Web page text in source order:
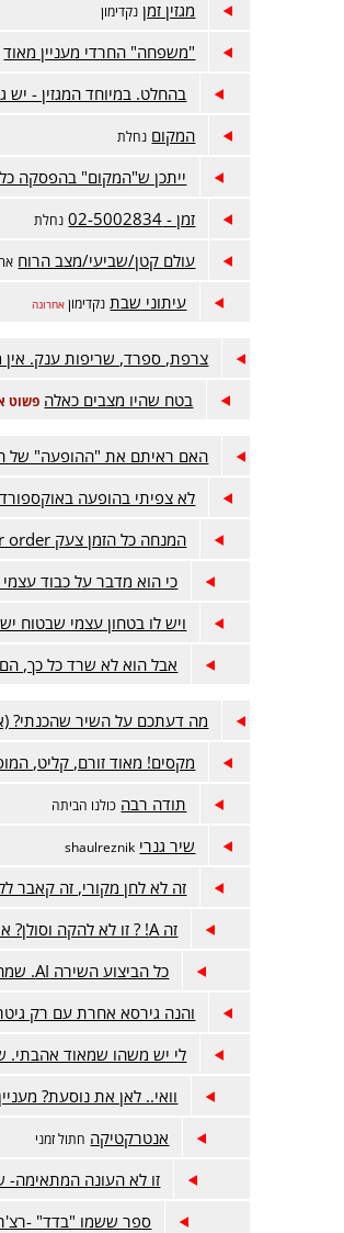
מגזין זמן נקדימון
"משפחה" החרדי מעניין מאוד
בהחלט. במיוחד המגזין -
המקום נחלת
ייתכן ש"המקום" בהפסקה
זמן - 02-5002834 נחלת
עולם קטן/שביעי/מצב הרוח
עיתוני שבת נקדימון אחרונה
צרפת, ספרד, שריפות ענק. אין
בטח שהיו מצבים כאלה פשוט
האם ראיתם את "ההופעה" של
לא צפיתי בהופעה באוקספורד
המנחה כל הזמן צעק order order - שקט תפסיק תפסיק
כי הוא מדבר על כבוד עצמי
ויש לו בטחון עצמי שבטוח
אבל הוא לא שרד כל כך, הם
מה דעתכם על השיר שהכנתי?
מקסים! מאוד זורם, קליט,
תודה רבה כולנו הביתה
שיר גנרי shaulreznik
זה לא לחן מקורי, זה קאבר
זה A! ? זו לא להקה וסולן? או שרק המוסיקה AI?
כל הביצוע השירה AI. שמח שאהבת
והנה גירסא אחרת עם רק
לי יש משהו שמאוד אהבתי.
וואי.. לאן את נוסעת?
אנטרקטיקה חתול זמני
זו לא העונה המתאימה-
ספר ששמו "בדד" -